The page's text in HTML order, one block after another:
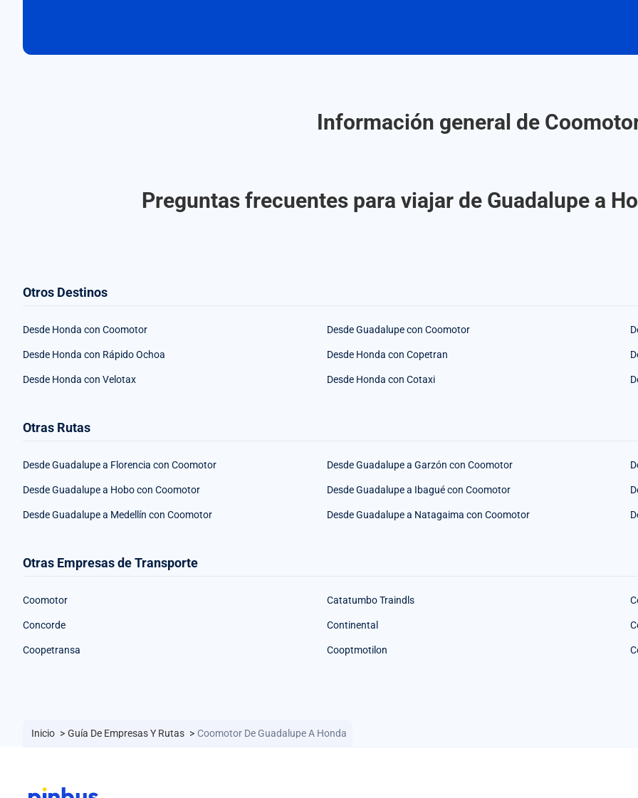
Información general de
Preguntas frecuentes para viajar de Guadalupe a
Otros Destinos
Desde Honda con Coomotor Desde Guadalupe con Coomotor
Desde Honda con Rápido Ochoa Desde Honda con Copetran
Desde Honda con Velotax Desde Honda con Cotaxi
Otras Rutas
Desde Guadalupe a Florencia con Coomotor Desde Guadalupe a Garzón con Coomotor
Desde Guadalupe a Hobo con Coomotor Desde Guadalupe a Ibagué con Coomotor
Desde Guadalupe a Medellín con Coomotor Desde Guadalupe a Natagaima con Coomotor
Otras Empresas de Transporte
Coomotor Catatumbo Traindls
Concorde Continental
Coopetransa Cooptmotilon
Inicio > Guía De Empresas Y Rutas > Coomotor De Guadalupe A Honda